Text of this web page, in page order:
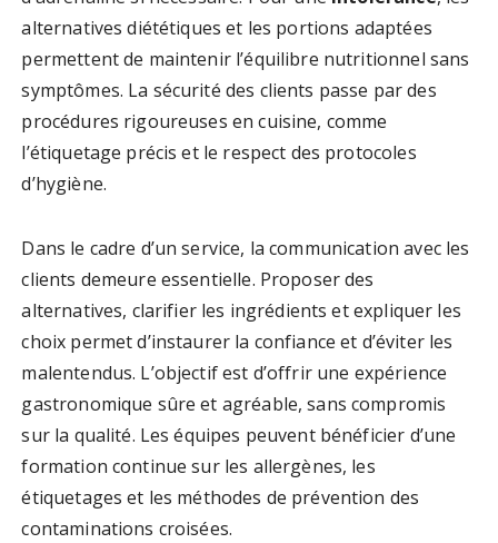
alternatives diététiques et les portions adaptées
permettent de maintenir l’équilibre nutritionnel sans
symptômes. La sécurité des clients passe par des
procédures rigoureuses en cuisine, comme
l’étiquetage précis et le respect des protocoles
d’hygiène.
Dans le cadre d’un service, la communication avec les
clients demeure essentielle. Proposer des
alternatives, clarifier les ingrédients et expliquer les
choix permet d’instaurer la confiance et d’éviter les
malentendus. L’objectif est d’offrir une expérience
gastronomique sûre et agréable, sans compromis
sur la qualité. Les équipes peuvent bénéficier d’une
formation continue sur les allergènes, les
étiquetages et les méthodes de prévention des
contaminations croisées.